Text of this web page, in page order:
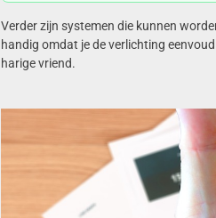
Verder zijn systemen die kunnen
handig omdat je de verlichting
harige vriend.